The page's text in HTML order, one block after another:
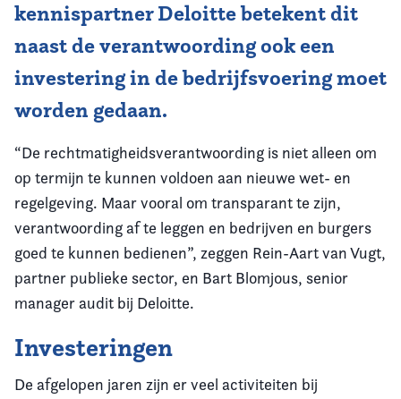
kennispartner Deloitte betekent dit
naast de verantwoording ook een
investering in de bedrijfsvoering moet
worden gedaan.
“De rechtmatigheidsverantwoording is niet alleen om
op termijn te kunnen voldoen aan nieuwe wet- en
regelgeving. Maar vooral om transparant te zijn,
verantwoording af te leggen en bedrijven en burgers
goed te kunnen bedienen”, zeggen Rein-Aart van Vugt,
partner publieke sector, en Bart Blomjous, senior
manager audit bij Deloitte.
Investeringen
De afgelopen jaren zijn er veel activiteiten bij